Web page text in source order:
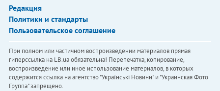
Редакция
Политики и стандарты
Пользовательское соглашение
При полном или частичном воспроизведении материалов прямая
гиперссылка на LB.ua обязательна! Перепечатка, копирование,
воспроизведение или иное использование материалов, в которых
содержится ссылка на агентство "Українськi Новини" и "Украинская Фото
Группа" запрещено.